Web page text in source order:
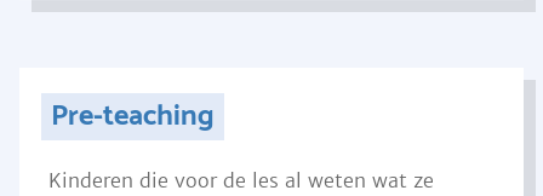
Pre-teaching
Kinderen die voor de les al weten wat ze